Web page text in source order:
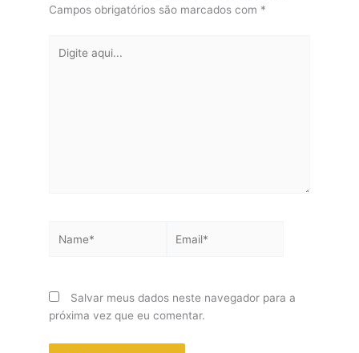
Campos obrigatórios são marcados com *
aqui...
Salvar meus dados neste navegador para a
próxima vez que eu comentar.